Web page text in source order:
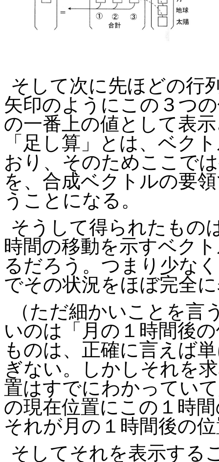
そして次に先ほどの行
矢印のようにこの３つ
の一番上の値として表
「足し算」とは、ベク
おり、そのためここで
を、合成ベクトルの要
うことになる。
そうして得られたもの
時間の移動を示すベク
るだろう。つまり少な
でその状況をほぼ完全
（ただ細かいことを
いのは「月の１時間後
ものは、正確に言えば
ぎない。しかしそれを
置はすでにわかってい
の現在位置にこの１時
それが月の１時間後の
そしてそれを表示する